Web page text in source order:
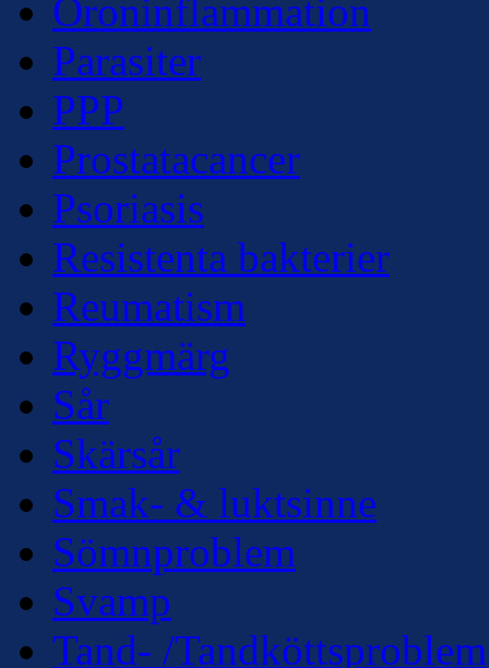
Öroninflammation
Parasiter
PPP
Prostatacancer
Psoriasis
Resistenta bakterier
Reumatism
Ryggmärg
Sår
Skärsår
Smak- & luktsinne
Sömnproblem
Svamp
Tand- /Tandköttsproblem